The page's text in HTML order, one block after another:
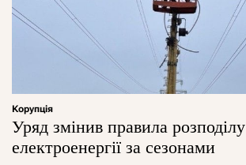
Корупція
Уряд змінив правила розподілу
електроенергії за сезонами